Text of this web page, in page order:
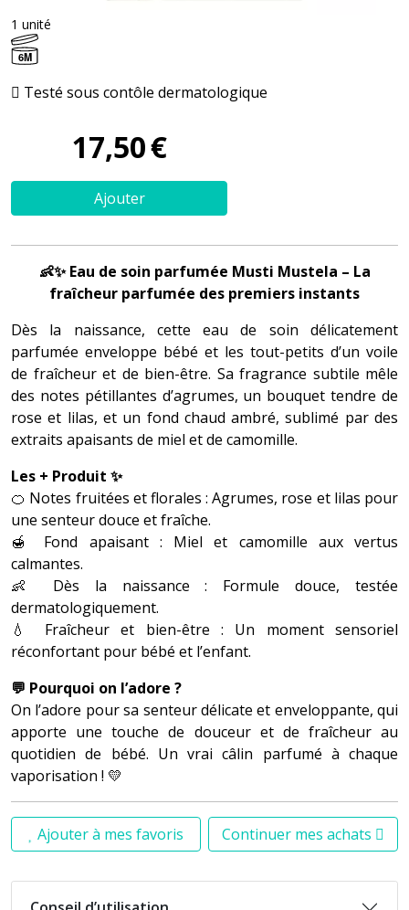
1 unité
6M
Testé sous contôle dermatologique
17,50€
Ajouter
👶✨ Eau de soin parfumée Musti Mustela – La
fraîcheur parfumée des premiers instants
Dès la naissance, cette eau de soin délicatement
parfumée enveloppe bébé et les tout-petits d’un voile
de fraîcheur et de bien-être. Sa fragrance subtile mêle
des notes pétillantes d’agrumes, un bouquet tendre de
rose et lilas, et un fond chaud ambré, sublimé par des
extraits apaisants de miel et de camomille.
Les + Produit ✨
🍊 Notes fruitées et florales : Agrumes, rose et lilas pour
une senteur douce et fraîche.
🍯 Fond apaisant : Miel et camomille aux vertus
calmantes.
👶 Dès la naissance : Formule douce, testée
dermatologiquement.
💧 Fraîcheur et bien-être : Un moment sensoriel
réconfortant pour bébé et l’enfant.
💬 Pourquoi on l’adore ?
On l’adore pour sa senteur délicate et enveloppante, qui
apporte une touche de douceur et de fraîcheur au
quotidien de bébé. Un vrai câlin parfumé à chaque
vaporisation ! 💛
Ajouter à mes favoris Continuer mes achats